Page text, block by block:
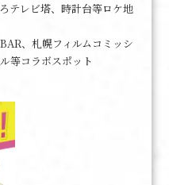
テレビ塔、時計台等ロケ地
、札幌フィルムコミッシ
等コラボスポット